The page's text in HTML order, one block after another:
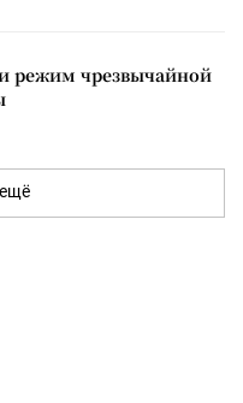
режим чрезвычайной